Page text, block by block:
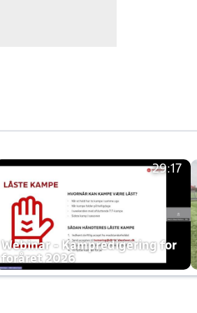
29:17
Webinar - Kampredigering for
foråret 2026